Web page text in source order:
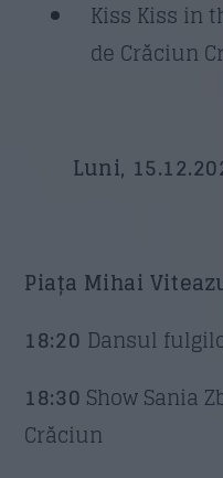
Kiss Kiss in
de Crăciun
Luni,
Piața Mihai
18:20 Dansul
18:30 Show Sania
Crăciun